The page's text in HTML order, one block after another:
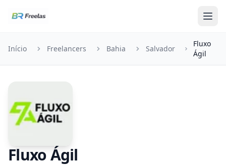
Início Freelancers Bahia Salvador
Fluxo
Ágil
Fluxo Ágil